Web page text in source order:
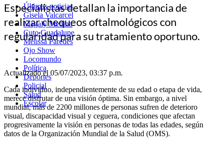
Últimas noticias
Gisela Valcarcel
Magaly Medina
Cuto Guadalupe
Melissa Paredes
Ojo Show
Locomundo
Política
Deportes
Policial
Salud
Escolar
Especialistas detallan la importancia de
realizar chequeos oftalmológicos con
regularidad para su tratamiento oportuno.
Actualizado el 05/07/2023, 03:37 p.m.
Cada individuo, independientemente de su edad o etapa de vida,
merece disfrutar de una visión óptima. Sin embargo, a nivel
mundial, más de 2200 millones de personas sufren de deterioro
visual, discapacidad visual y ceguera, condiciones que afectan
progresivamente la visión en personas de todas las edades, según
datos de la Organización Mundial de la Salud (OMS).